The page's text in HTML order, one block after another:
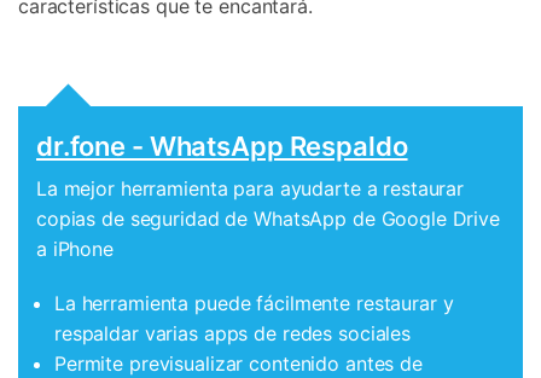
características que te encantará.
dr.fone - WhatsApp Respaldo
La mejor herramienta para ayudarte a restaurar
copias de seguridad de WhatsApp de Google Drive
a iPhone
La herramienta puede fácilmente restaurar y
respaldar varias apps de redes sociales
Permite previsualizar contenido antes de